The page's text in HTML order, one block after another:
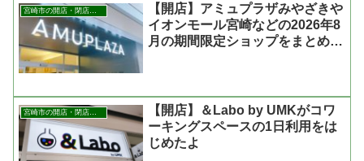
宮崎市の開店・閉店まとめ
【開店】アミュプラザみやざきや
イオンモール宮崎などの2026年8
月の期間限定ショップをまとめた
宮崎市の開店・閉店まとめ
【開店】＆Labo by UMKがコワ
ーキングスペースの1日利用をは
じめたよ